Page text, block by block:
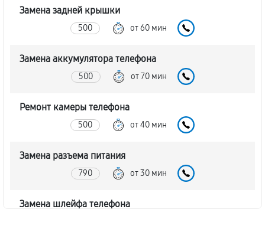
Замена задней крышки
500 от 60 мин
Замена аккумулятора телефона
500 от 70 мин
Ремонт камеры телефона
500 от 40 мин
Замена разъема питания
790 от 30 мин
Замена шлейфа телефона